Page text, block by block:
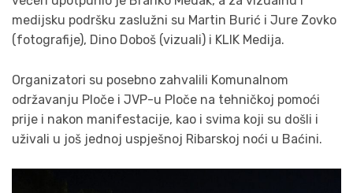
medijsku podršku zaslužni su Martin Burić i Jure Zovko
(fotografije), Dino Doboš (vizuali) i KLIK Medija.
Organizatori su posebno zahvalili Komunalnom
održavanju Ploče i JVP-u Ploče na tehničkoj pomoći
prije i nakon manifestacije, kao i svima koji su došli i
uživali u još jednoj uspješnoj Ribarskoj noći u Baćini.